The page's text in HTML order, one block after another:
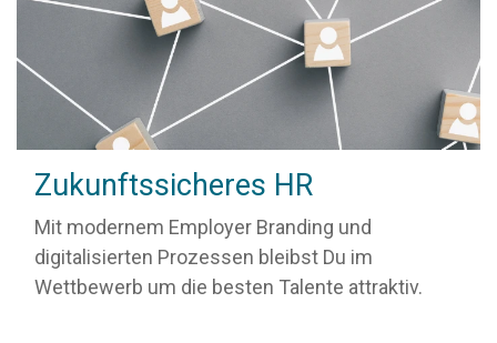
Zukunftssicheres HR
Mit modernem Employer Branding und
digitalisierten Prozessen bleibst Du im
Wettbewerb um die besten Talente attraktiv.